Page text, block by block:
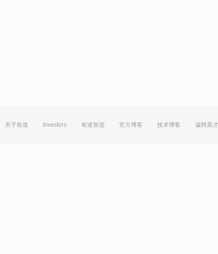
关于有道 Investors 有道智选 官方博客 技术博客 诚聘英才